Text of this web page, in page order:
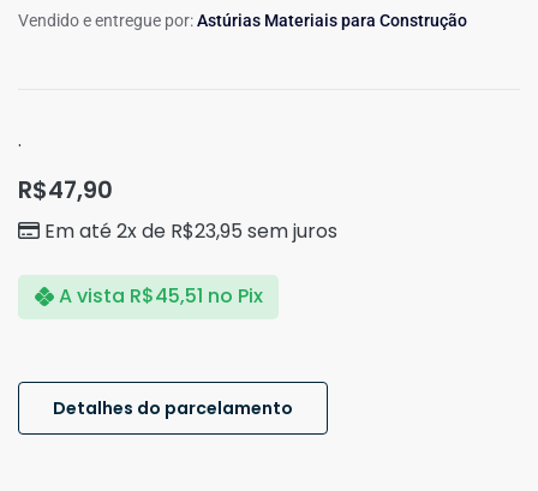
Vendido e entregue por:Astúrias Materiais para Construção
.
R$47,90
Em até 2x de R$23,95 sem juros
A vista R$45,51 no Pix
Detalhes do parcelamento